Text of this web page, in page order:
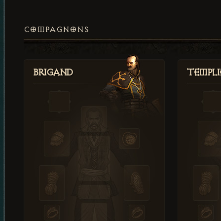
COMPAGNONS
Brigand